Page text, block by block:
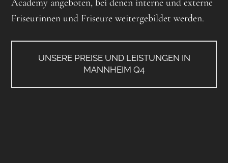
Friseurinnen und Friseure weitergebildet werden.
UNSERE PREISE UND LEISTUNGEN IN
MANNHEIM Q4